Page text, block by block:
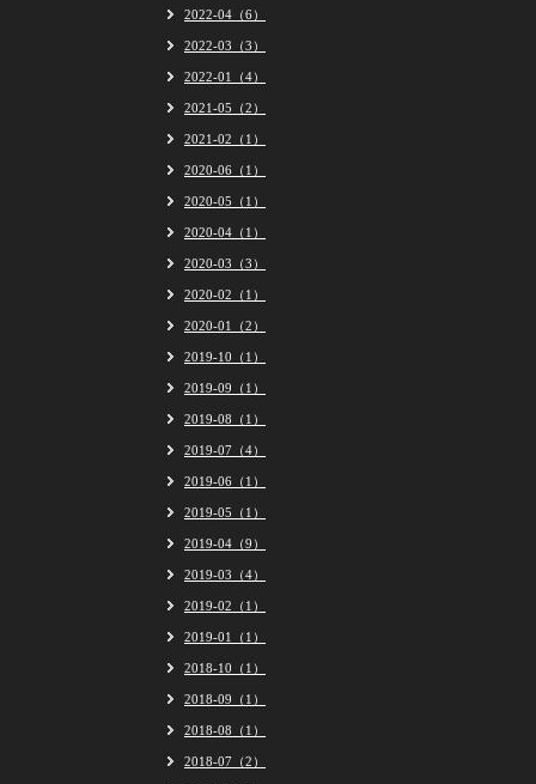
2022-04（6）
2022-03（3）
2022-01（4）
2021-05（2）
2021-02（1）
2020-06（1）
2020-05（1）
2020-04（1）
2020-03（3）
2020-02（1）
2020-01（2）
2019-10（1）
2019-09（1）
2019-08（1）
2019-07（4）
2019-06（1）
2019-05（1）
2019-04（9）
2019-03（4）
2019-02（1）
2019-01（1）
2018-10（1）
2018-09（1）
2018-08（1）
2018-07（2）